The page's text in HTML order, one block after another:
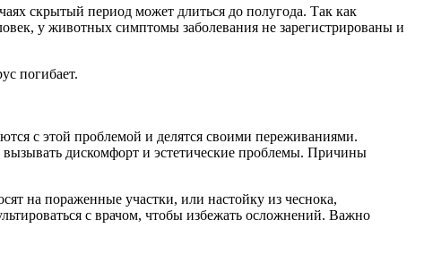
скрытый период может длиться до полугода. Так как
у животных симптомы заболевания не зарегистрированы и
погибает.
с этой проблемой и делятся своими переживаниями.
дискомфорт и эстетические проблемы. Причины
на пораженные участки, или настойку из чеснока,
с врачом, чтобы избежать осложнений. Важно